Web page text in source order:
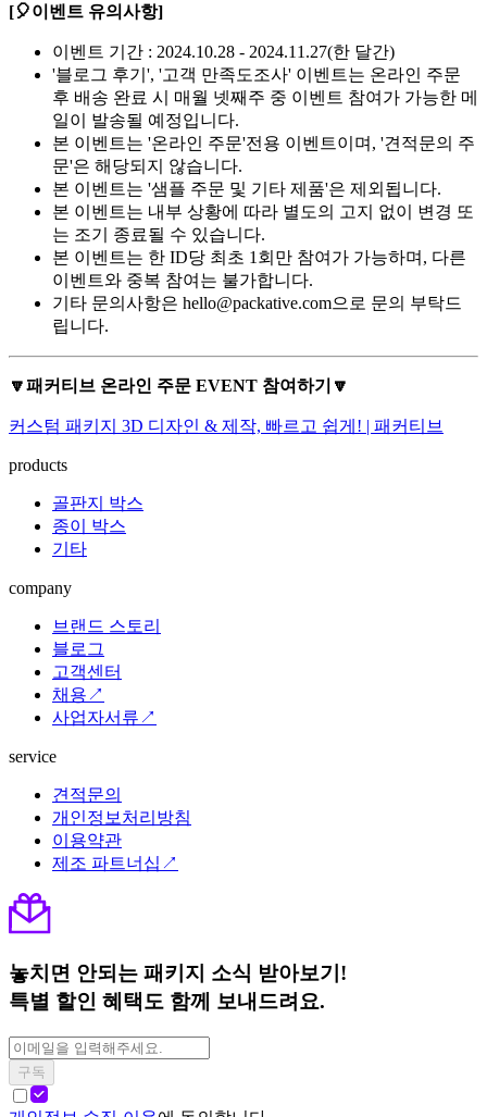
[🎈이벤트 유의사항]
이벤트 기간 : 2024.10.28 - 2024.11.27(한 달간)
'블로그 후기', '고객 만족도조사' 이벤트는 온라인 주문
후 배송 완료 시 매월 넷째주 중 이벤트 참여가 가능한 메
일이 발송될 예정입니다.
본 이벤트는 '온라인 주문'전용 이벤트이며, '견적문의 주
문'은 해당되지 않습니다.
본 이벤트는 '샘플 주문 및 기타 제품'은 제외됩니다.
본 이벤트는 내부 상황에 따라 별도의 고지 없이 변경 또
는 조기 종료될 수 있습니다.
본 이벤트는 한 ID당 최초 1회만 참여가 가능하며, 다른
이벤트와 중복 참여는 불가합니다.
기타 문의사항은 hello@packative.com으로 문의 부탁드
립니다.
🔽패커티브 온라인 주문 EVENT 참여하기🔽
커스텀 패키지 3D 디자인 & 제작, 빠르고 쉽게! | 패커티브
products
골판지 박스
종이 박스
기타
company
브랜드 스토리
블로그
고객센터
채용↗
사업자서류↗
service
견적문의
개인정보처리방침
이용약관
제조 파트너십↗
놓치면 안되는 패키지 소식 받아보기!
특별 할인 혜택도 함께 보내드려요.
구독